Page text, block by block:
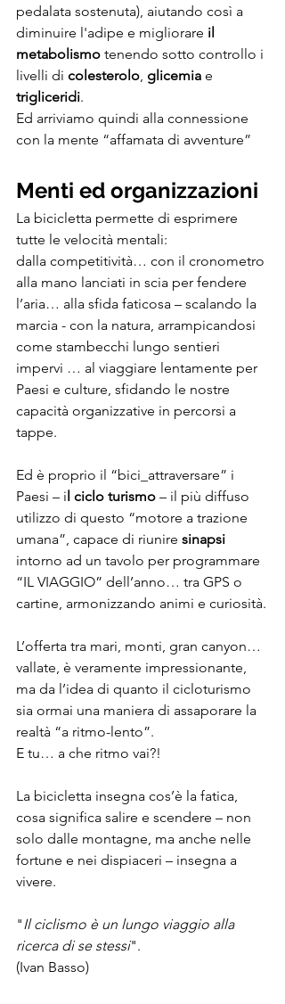
pedalata sostenuta), aiutando così a
diminuire l'adipe e migliorare il
metabolismo tenendo sotto controllo i
livelli di colesterolo glicemia e
trigliceridi.
Ed arriviamo quindi alla connessione
con la mente “affamata di avventure”
Menti ed organizzazioni
La bicicletta permette di esprimere
tutte le velocità mentali:
dalla competitività… con il cronometro
alla mano lanciati in scia per fendere
l’aria… alla sfida faticosa – scalando la
marcia - con la natura, arrampicandosi
come stambecchi lungo sentieri
impervi … al viaggiare lentamente per
Paesi e culture, sfidando le nostre
capacità organizzative in percorsi a
tappe.
Ed è proprio il “bici_attraversare” i
Paesi – il ciclo turismo – il più diffuso
utilizzo di questo “motore a trazione
umana”, capace di riunire sinapsi
intorno ad un tavolo per programmare
“IL VIAGGIO” dell’anno… tra GPS o
cartine, armonizzando animi e curiosità.
L’offerta tra mari, monti, gran canyon…
vallate, è veramente impressionante,
ma da l’idea di quanto il cicloturismo
sia ormai una maniera di assaporare la
realtà “a ritmo-lento”.
E tu… a che ritmo vai?!
La bicicletta insegna cos’è la fatica,
cosa significa salire e scendere – non
solo dalle montagne, ma anche nelle
fortune e nei dispiaceri – insegna a
vivere.
" Il ciclismo è un lungo viaggio alla
ricerca di se stessi".
(Ivan Basso)